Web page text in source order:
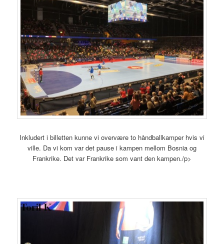
Inkludert i billetten kunne vi overvære to håndballkamper hvis vi
ville. Da vi kom var det pause i kampen mellom Bosnia og
Frankrike. Det var Frankrike som vant den kampen./p>